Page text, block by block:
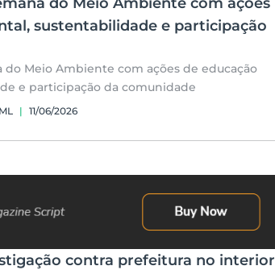
sustentabilidade e participação
do Meio Ambiente com ações de educação
e participação da comunidade
| 11/06/2026
contra prefeitura no interior